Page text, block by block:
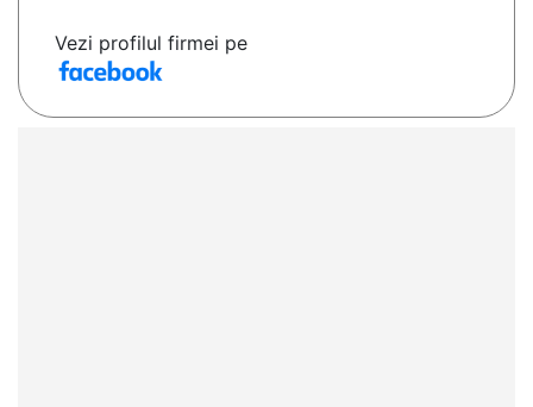
Vezi profilul firmei pe